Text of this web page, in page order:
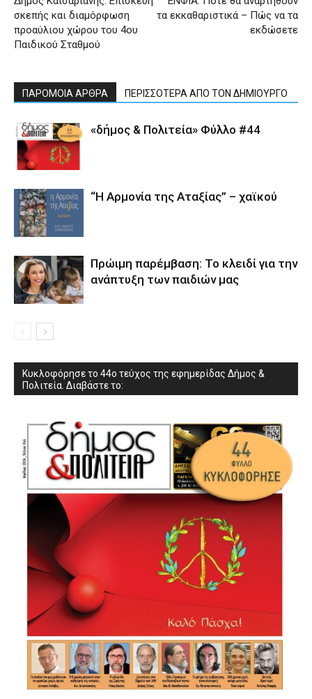
σκεπής και διαμόρφωση
προαύλιου χώρου του 4ου
Παιδικού Σταθμού
τα εκκαθαριστικά – Πώς να τα
εκδώσετε
ΠΑΡΟΜΟΙΑ ΑΡΘΡΑ ΠΕΡΙΣΣΟΤΕΡΑ ΑΠΟ ΤΟΝ ΔΗΜΙΟΥΡΓΟ
«δήμος & Πολιτεία» Φύλλο #44
“Η Αρμονία της Αταξίας” – χαϊκού
Πρώιμη παρέμβαση: Το κλειδί για την
ανάπτυξη των παιδιών µας
Κυκλοφόρησε το 44ο τεύχος της εφημερίδας Δήμος &
Πολιτεία. Διαβάστε το: